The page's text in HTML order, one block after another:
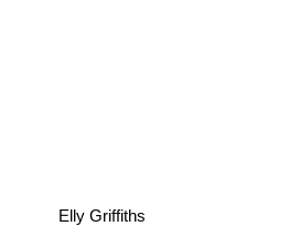
Elly Griffiths